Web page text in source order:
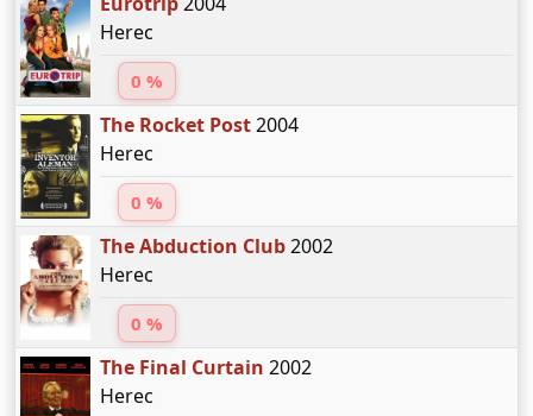
Herec
0 %
The Rocket Post2004
Herec
0 %
The Abduction Club2002
Herec
0 %
The Final Curtain 2002
Herec